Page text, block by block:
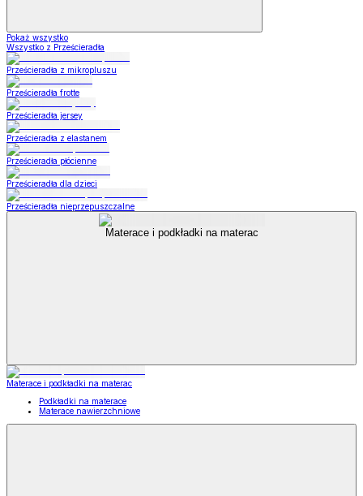
Pokaż wszystko
Wszystko z Prześcieradła
Prześcieradła z mikropluszu
Prześcieradła frotte
Prześcieradła jersey
Prześcieradła z elastanem
Prześcieradła płócienne
Prześcieradła dla dzieci
Prześcieradła nieprzepuszczalne
Materace i podkładki na materac
Materace i podkładki na materac
Podkładki na materace
Materace nawierzchniowe